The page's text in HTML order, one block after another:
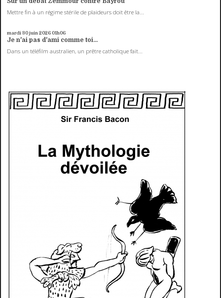
Mettre fin à un régime stérile de plaideurs doit être la...
mardi 30juin 2026 01h06
Je n'ai pas d'ami comme toi...
Dans un téléfilm australien, un prêtre catholique fait...